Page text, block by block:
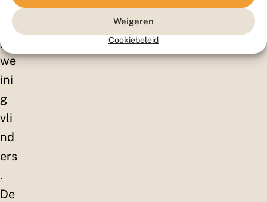
Weigeren
Cookiebeleid
g
we
ini
g
vli
nd
ers
.
De